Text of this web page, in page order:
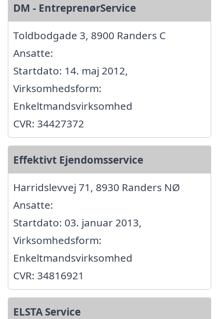
DM - EntreprenørService
Toldbodgade 3, 8900 Randers C
Ansatte:
Startdato: 14. maj 2012,
Virksomhedsform:
Enkeltmandsvirksomhed
CVR: 34427372
Effektivt Ejendomsservice
Harridslevvej 71, 8930 Randers NØ
Ansatte:
Startdato: 03. januar 2013,
Virksomhedsform:
Enkeltmandsvirksomhed
CVR: 34816921
ELSTA Service